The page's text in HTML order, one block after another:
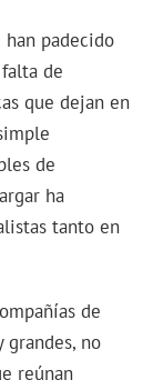
han padecido
de
que dejan en
de
ha
tanto en
de
no
reúnan